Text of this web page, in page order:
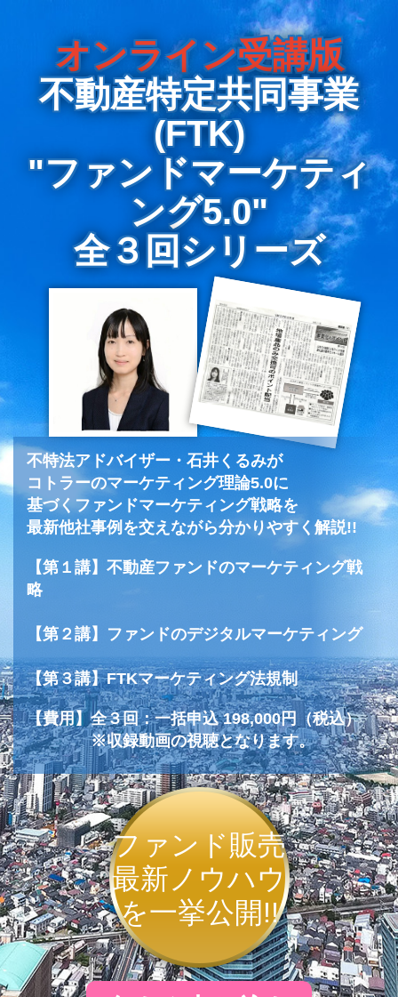
オンライン受講版
不動産特定共同事業
(FTK)
"ファンドマーケティ
ング5.0"
全３回シリーズ
不特法アドバイザー・石井くるみが
コトラーのマーケティング理論5.0に
基づくファンドマーケティング戦略を
最新他社事例を交えながら分かりやすく解説!!
【第１講】不動産ファンドのマーケティング戦
略
【第２講】ファンドのデジタルマーケティング
【第３講】FTKマーケティング法規制
【費用】全３回：一括申込 198,000円（税込）
※収録動画の視聴となります。
ファンド販売
最新ノウハウ
を一挙公開!!